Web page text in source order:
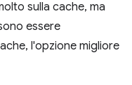
sulla cache, ma
essere
l'opzione migliore